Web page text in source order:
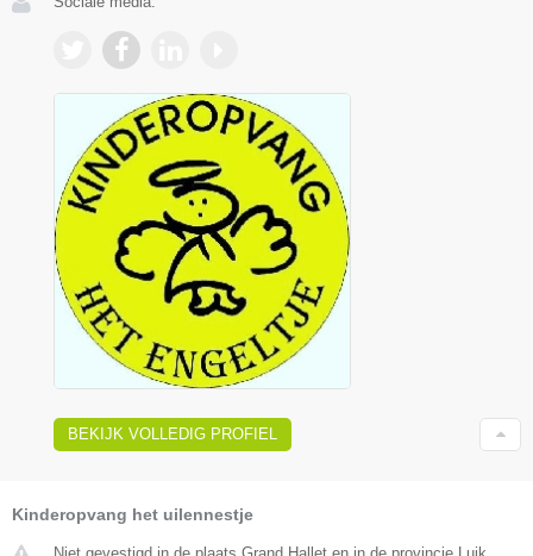
BEKIJK VOLLEDIG PROFIEL
Kinderopvang het uilennestje